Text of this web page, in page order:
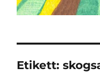
Etikett: